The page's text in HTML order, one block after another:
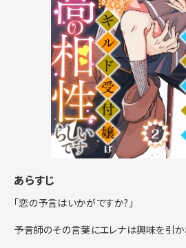
あらすじ
「恋の予言はいかがですか?」
――予言師のその言葉にエレナは興味を引か